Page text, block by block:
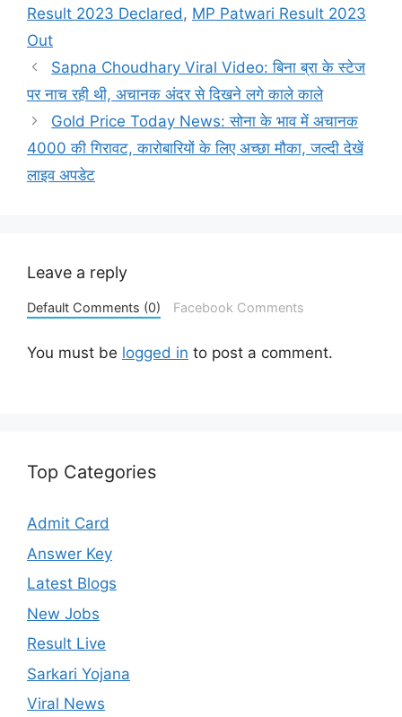
Result 2023 Declared, MP Patwari Result 2023
Out
Sapna Choudhary Viral Video: बिना ब्रा के स्टेज
पर नाच रही थी, अचानक अंदर से दिखने लगे काले काले
Gold Price Today News: सोना के भाव में अचानक
4000 की गिरावट, कारोबारियों के लिए अच्छा मौका, जल्दी देखें
लाइव अपडेट
Leave a reply
Default Comments (0) Facebook Comments
You must be logged in to post a comment.
Top Categories
Admit Card
Answer Key
Latest Blogs
New Jobs
Result Live
Sarkari Yojana
Viral News